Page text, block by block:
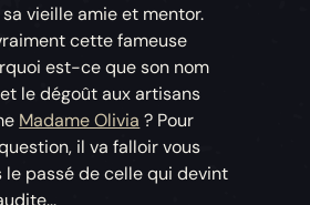
vieille amie et mentor.
cette fameuse
est-ce que son nom
le dégoût aux artisans
Madame Olivia ? Pour
il va falloir vous
le passé de celle qui devint